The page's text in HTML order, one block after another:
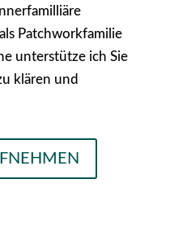
Patchworkfamilie
unterstütze ich Sie
klären und